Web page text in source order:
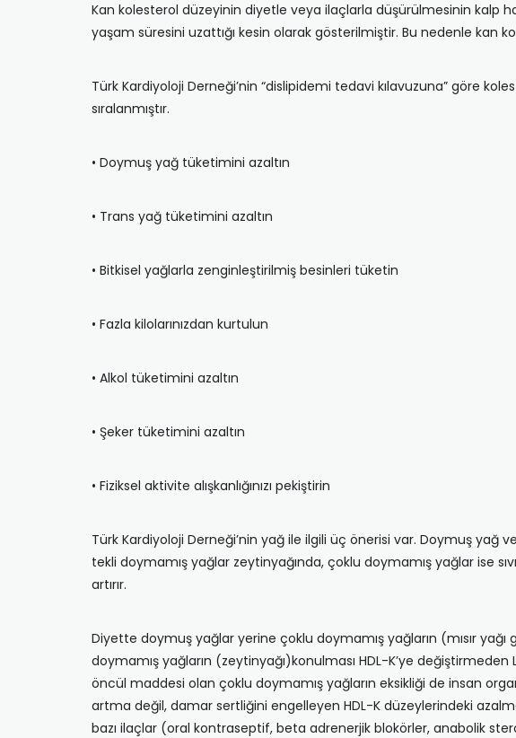
Kan kolesterol düzeyinin diyetle veya ilaçlarla düşürülmesinin kalp
yaşam süresini uzattığı kesin olarak gösterilmiştir. Bu nedenle kan
Türk Kardiyoloji Derneği’nin “dislipidemi tedavi kılavuzuna” göre
sıralanmıştır.
• Doymuş yağ tüketimini azaltın
• Trans yağ tüketimini azaltın
• Bitkisel yağlarla zenginleştirilmiş besinleri tüketin
• Fazla kilolarınızdan kurtulun
• Alkol tüketimini azaltın
• Şeker tüketimini azaltın
• Fiziksel aktivite alışkanlığınızı pekiştirin
Türk Kardiyoloji Derneği’nin yağ ile ilgili üç önerisi var. Doymuş
tekli doymamış yağlar zeytinyağında, çoklu doymamış yağlar ise
artırır.
Diyette doymuş yağlar yerine çoklu doymamış yağların (mısır
doymamış yağların (zeytinyağı)konulması HDL-K’ye
öncül maddesi olan çoklu doymamış yağların eksikliği de insan
artma değil, damar sertliğini engelleyen HDL-K düzeylerindeki
bazı ilaçlar (oral kontraseptif, beta adrenerjik blokörler, anabolik